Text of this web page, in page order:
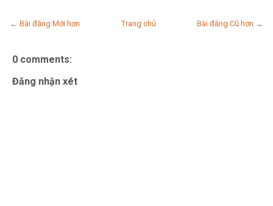
← Bài đăng Mới hơn Bài đăng Cũ hơn →
Trang chủ
0 comments:
Đăng nhận xét